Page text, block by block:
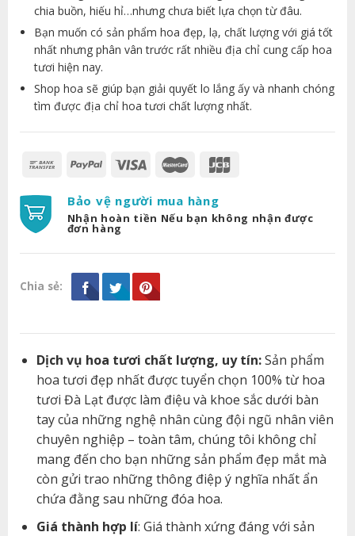
chia buồn, hiếu hỉ…nhưng chưa biết lựa chọn từ đâu.
Bạn muốn có sản phẩm hoa đẹp, lạ, chất lượng với giá tốt
nhất nhưng phân vân trước rất nhiều địa chỉ cung cấp hoa
tươi hiện nay.
Shop hoa sẽ giúp bạn giải quyết lo lắng ấy và nhanh chóng
tìm được địa chỉ hoa tươi chất lượng nhất.
Bảo vệ người mua hàng
Nhận hoàn tiền Nếu bạn không nhận được
đơn hàng
Chia sẻ:
Dịch vụ hoa tươi chất lượng, uy tín:Sản phẩm
hoa tươi đẹp nhất được tuyển chọn 100% từ hoa
tươi Đà Lạt được làm điệu và khoe sắc dưới bàn
tay của những nghệ nhân cùng đội ngũ nhân viên
chuyên nghiệp – toàn tâm, chúng tôi không chỉ
mang đến cho bạn những sản phẩm đẹp mắt mà
còn gửi trao những thông điệp ý nghĩa nhất ẩn
chứa đằng sau những đóa hoa.
Giá thành hợp lí: Giá thành xứng đáng với sản